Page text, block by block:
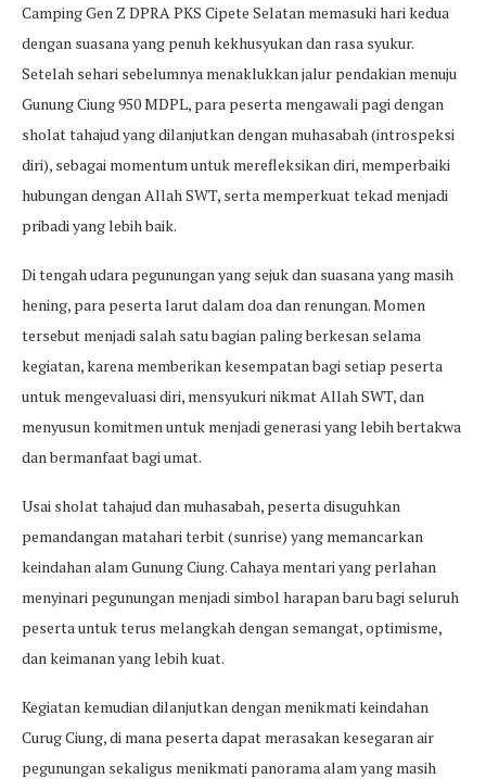
Camping Gen Z DPRA PKS Cipete Selatan memasuki hari kedua
dengan suasana yang penuh kekhusyukan dan rasa syukur.
Setelah sehari sebelumnya menaklukkan jalur pendakian menuju
Gunung Ciung 950 MDPL, para peserta mengawali pagi dengan
sholat tahajud yang dilanjutkan dengan muhasabah (introspeksi
diri), sebagai momentum untuk merefleksikan diri, memperbaiki
hubungan dengan Allah SWT, serta memperkuat tekad menjadi
pribadi yang lebih baik.
Di tengah udara pegunungan yang sejuk dan suasana yang masih
hening, para peserta larut dalam doa dan renungan. Momen
tersebut menjadi salah satu bagian paling berkesan selama
kegiatan, karena memberikan kesempatan bagi setiap peserta
untuk mengevaluasi diri, mensyukuri nikmat Allah SWT, dan
menyusun komitmen untuk menjadi generasi yang lebih bertakwa
dan bermanfaat bagi umat.
Usai sholat tahajud dan muhasabah, peserta disuguhkan
pemandangan matahari terbit (sunrise) yang memancarkan
keindahan alam Gunung Ciung. Cahaya mentari yang perlahan
menyinari pegunungan menjadi simbol harapan baru bagi seluruh
peserta untuk terus melangkah dengan semangat, optimisme,
dan keimanan yang lebih kuat.
Kegiatan kemudian dilanjutkan dengan menikmati keindahan
Curug Ciung, di mana peserta dapat merasakan kesegaran air
pegunungan sekaligus menikmati panorama alam yang masih